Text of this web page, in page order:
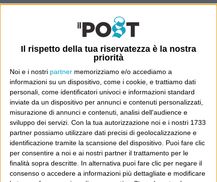
Il rispetto della tua riservatezza è la nostra
priorità
Noi e i nostri partner memorizziamo e/o accediamo a
informazioni su un dispositivo, come i cookie, e trattiamo dati
personali, come identificatori univoci e informazioni standard
inviate da un dispositivo per annunci e contenuti personalizzati,
misurazione di annunci e contenuti, analisi dell'audience e
sviluppo dei servizi. Con la tua autorizzazione noi e i nostri 1733
partner possiamo utilizzare dati precisi di geolocalizzazione e
identificazione tramite la scansione del dispositivo. Puoi fare clic
per consentire a noi e ai nostri partner il trattamento per le
finalità sopra descritte. In alternativa puoi fare clic per negare il
consenso o accedere a informazioni più dettagliate e modificare
E per i regali di Natale (del 2026!)